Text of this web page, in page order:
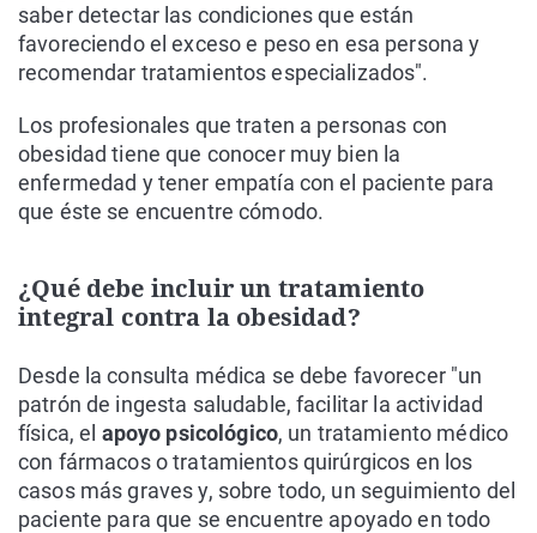
saber detectar las condiciones que están
favoreciendo el exceso e peso en esa persona y
recomendar tratamientos especializados".
Los profesionales que traten a personas con
obesidad tiene que conocer muy bien la
enfermedad y tener empatía con el paciente para
que éste se encuentre cómodo.
¿Qué debe incluir un tratamiento
integral contra la obesidad?
Desde la consulta médica se debe favorecer "un
patrón de ingesta saludable, facilitar la actividad
física, el apoyo psicológico, un tratamiento médico
con fármacos o tratamientos quirúrgicos en los
casos más graves y, sobre todo, un seguimiento del
paciente para que se encuentre apoyado en todo